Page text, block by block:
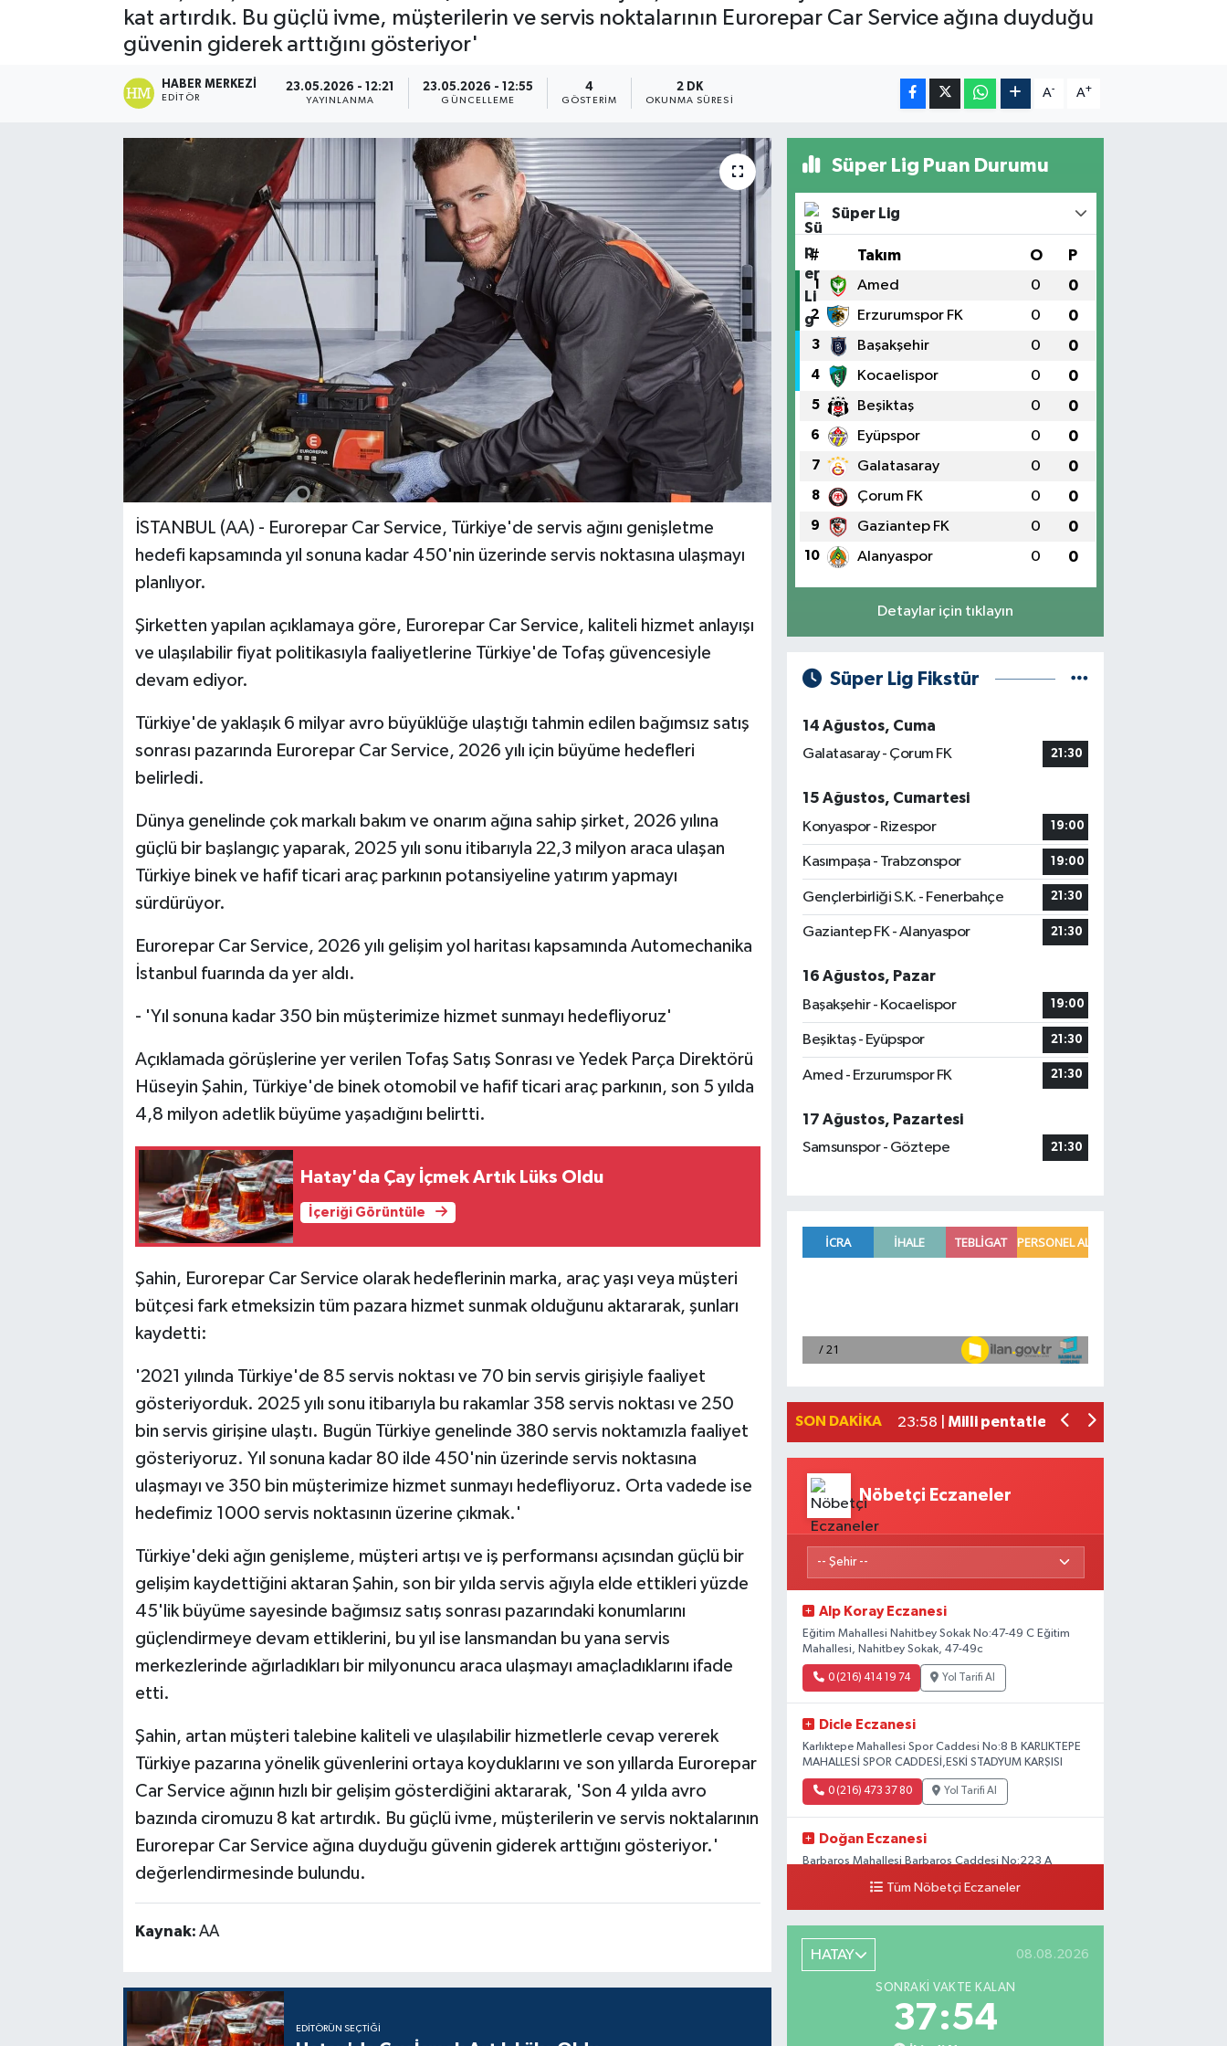
kat artırdık. Bu güçlü ivme, müşterilerin ve servis noktalarının Eurorepar Car Service ağına duyduğu
güvenin giderek arttığını gösteriyor'
HABER MERKEZI
EDITÖR
23.05.2026 - 12:21
YAYINLANMA
23.05.2026 - 12:55
GÜNCELLEME
4
GÖSTERIM
2 DK
OKUNMA SÜRESI
A- A+
İSTANBUL (AA) - Eurorepar Car Service, Türkiye'de servis ağını genişletme
hedefi kapsamında yıl sonuna kadar 450'nin üzerinde servis noktasına ulaşmayı
planlıyor.
Şirketten yapılan açıklamaya göre, Eurorepar Car Service, kaliteli hizmet anlayışı
ve ulaşılabilir fiyat politikasıyla faaliyetlerine Türkiye'de Tofaş güvencesiyle
devam ediyor.
Türkiye'de yaklaşık 6 milyar avro büyüklüğe ulaştığı tahmin edilen bağımsız satış
sonrası pazarında Eurorepar Car Service, 2026 yılı için büyüme hedefleri
belirledi.
Dünya genelinde çok markalı bakım ve onarım ağına sahip şirket, 2026 yılına
güçlü bir başlangıç yaparak, 2025 yılı sonu itibarıyla 22,3 milyon araca ulaşan
Türkiye binek ve hafif ticari araç parkının potansiyeline yatırım yapmayı
sürdürüyor.
Eurorepar Car Service, 2026 yılı gelişim yol haritası kapsamında Automechanika
İstanbul fuarında da yer aldı.
- 'Yıl sonuna kadar 350 bin müşterimize hizmet sunmayı hedefliyoruz'
Açıklamada görüşlerine yer verilen Tofaş Satış Sonrası ve Yedek Parça Direktörü
Hüseyin Şahin, Türkiye'de binek otomobil ve hafif ticari araç parkının, son 5 yılda
4,8 milyon adetlik büyüme yaşadığını belirtti.
Hatay'da Çay İçmek Artık Lüks Oldu
İçeriği Görüntüle
Şahin, Eurorepar Car Service olarak hedeflerinin marka, araç yaşı veya müşteri
bütçesi fark etmeksizin tüm pazara hizmet sunmak olduğunu aktararak, şunları
kaydetti:
'2021 yılında Türkiye'de 85 servis noktası ve 70 bin servis girişiyle faaliyet
gösteriyorduk. 2025 yılı sonu itibarıyla bu rakamlar 358 servis noktası ve 250
bin servis girişine ulaştı. Bugün Türkiye genelinde 380 servis noktamızla faaliyet
gösteriyoruz. Yıl sonuna kadar 80 ilde 450'nin üzerinde servis noktasına
ulaşmayı ve 350 bin müşterimize hizmet sunmayı hedefliyoruz. Orta vadede ise
hedefimiz 1000 servis noktasının üzerine çıkmak.'
Türkiye'deki ağın genişleme, müşteri artışı ve iş performansı açısından güçlü bir
gelişim kaydettiğini aktaran Şahin, son bir yılda servis ağıyla elde ettikleri yüzde
45'lik büyüme sayesinde bağımsız satış sonrası pazarındaki konumlarını
güçlendirmeye devam ettiklerini, bu yıl ise lansmandan bu yana servis
merkezlerinde ağırladıkları bir milyonuncu araca ulaşmayı amaçladıklarını ifade
etti.
Şahin, artan müşteri talebine kaliteli ve ulaşılabilir hizmetlerle cevap vererek
Türkiye pazarına yönelik güvenlerini ortaya koyduklarını ve son yıllarda Eurorepar
Car Service ağının hızlı bir gelişim gösterdiğini aktararak, 'Son 4 yılda avro
bazında ciromuzu 8 kat artırdık. Bu güçlü ivme, müşterilerin ve servis noktalarının
Eurorepar Car Service ağına duyduğu güvenin giderek arttığını gösteriyor.'
değerlendirmesinde bulundu.
Kaynak: AA
EDITÖRÜN SEÇTIĞI
Süper Lig Puan Durumu
Süper Lig
# Takım O P
1 Amed 0 0
2 Erzurumspor FK 0 0
3 Başakşehir 0 0
4 Kocaelispor 0 0
5 Beşiktaş 0 0
6 Eyüpspor 0 0
7 Galatasaray 0 0
8 Çorum FK 0 0
9 Gaziantep FK 0 0
10 Alanyaspor 0 0
Detaylar için tıklayın
Süper Lig Fikstür
14 Ağustos, Cuma
Galatasaray - Çorum FK
21:30
15 Ağustos, Cumartesi
Konyaspor - Rizespor
19:00
Kasımpaşa - Trabzonspor 19:00
Gençlerbirliği S.K. - Fenerbahçe 21:30
Gaziantep FK - Alanyaspor 21:30
16 Ağustos, Pazar
Başakşehir - Kocaelispor
19:00
Beşiktaş - Eyüpspor 21:30
Amed - Erzurumspor FK 21:30
17 Ağustos, Pazartesi
Samsunspor - Göztepe
21:30
SON DAKIKA
Mersin'de uyuşturucu
23:58 | Milli pentatletler Kıvanç Taşyaran ve
Nöbetçi Eczaneler
Alp Koray Eczanesi
Eğitim Mahallesi Nahitbey Sokak No:47-49 C Eğitim
Mahallesi, Nahitbey Sokak, 47-49c
0 (216) 414 19 74 Yol Tarifi Al
Dicle Eczanesi
Karlıktepe Mahallesi Spor Caddesi No:8 B KARLIKTEPE
MAHALLESİ SPOR CADDESİ,ESKİ STADYUM KARŞISI
0 (216) 473 37 80 Yol Tarifi Al
Doğan Eczanesi
Barbaros Mahallesi Barbaros Caddesi No:223 A
Mali Eczanesi
Merkez Mahallesi Tüloğlu Sokak No:4 A
REŞİTPAŞACADDESİ QNB BANK SOKAĞI REŞİTPAŞA
DENİZKÖŞKLER SAĞLIK OCAĞI KARŞISI
Tüm Nöbetçi Eczaneler
HATAY 08.08.2026
SONRAKI VAKTE KALAN
37:53